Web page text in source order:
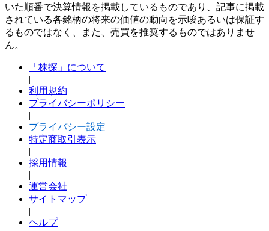
いた順番で決算情報を掲載しているものであり、記事に掲載
されている各銘柄の将来の価値の動向を示唆あるいは保証す
るものではなく、また、売買を推奨するものではありませ
ん。
「株探」について
|
利用規約
プライバシーポリシー
|
プライバシー設定
特定商取引表示
|
採用情報
|
運営会社
サイトマップ
|
ヘルプ